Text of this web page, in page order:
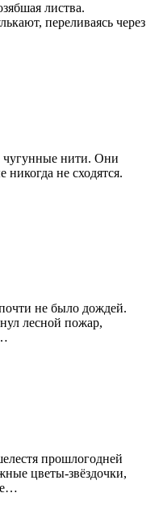
листва.
переливаясь через
чугунные нити. Они
никогда не сходятся.
не было дождей.
лесной пожар,
прошлогодней
цветы-звёздочки,